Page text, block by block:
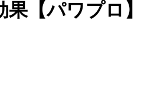
果【パワプロ】